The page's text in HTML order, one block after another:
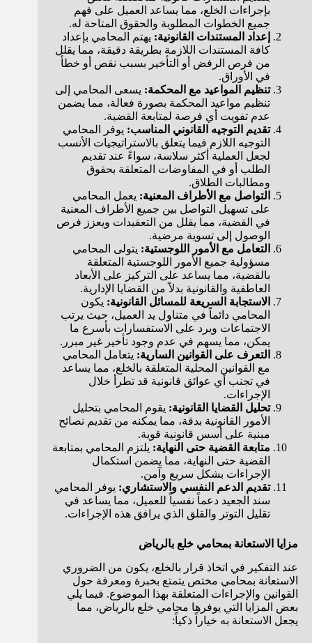
بإجراءات الخلع، مما يساعد العميل على فهم
جميع الخطوات المطلوبة والحقوق المتاحة له.
إعداد المستندات القانونية: يهتم المحامي بإعداد
كافة المستندات اللازمة بطريقة دقيقة، مما يقلل
من فرص الرفض أو التأخير بسبب نقص أو خطأ
في الأوراق.
تنظيم المواعيد مع المحكمة: يسعى المحامي إلى
تنظيم مواعيد المحكمة بصورة فعالة، مما يضمن
عدم تفويت أي فرصة لمتابعة القضية.
تقديم التوجيه القانوني المناسب: يوفر المحامي
التوجيه اللازم فيما يتعلق بالاستراتيجيات الأنسب
لجعل العملية أكثر سلاسة، سواءً عند تقديم
الطلب أو في المفاوضات المتعلقة بحقوق
ومطالبات الطلاق.
التواصل مع الأطراف المعنية: يعمل المحامي
على تسهيل التواصل بين جميع الأطراف المعنية
في القضية، مما يقلل من التعقيدات ويعزز فرص
الوصول إلى تسوية مرضية.
التعامل مع الأمور اللوجستية: يتولى المحامي
مسؤولية جميع الأمور اللوجستية المتعلقة
بالقضية، مما يساعد على التركيز على الأبعاد
العاطفية والقانونية بدلاً من القضايا الإدارية.
الاستجابة السريعة للمسائل القانونية: يكون
المحامي دائماً في متناول يد العميل، حيث يرتب
الاجتماعات ويرد على الاستفسارات بأسرع ما
يمكن، مما يسهم في عدم وجود تأخير غير مبرر.
التعرف على القوانين السارية: يتعامل المحامي
مع القوانين المحلية المتعلقة بالخلع، مما يساعد
في تجنب أي عوائق قانونية قد تطرأ خلال
الإجراءات.
تحليل القضايا القانونية: يقوم المحامي بتحليل
الأمور القانونية بدقة، مما يمكنه من تقديم نصائح
مبنية على أسس قانونية قوية.
متابعة القضية حتى النهاية: يلتزم المحامي بمتابعة
القضية حتى النهاية، مما يضمن استكمال
الإجراءات بشكل سريع وآمن.
تقديم الدعم النفسي والاستشاري: يوفر المحامي
سند الجعيد دعماً نفسياً للعميل، مما يساعد في
تقليل التوتر والقلق الذي يرافق هذه الإجراءات.
مزايا الاستعانة بمحامي خلع بالرياض
عند التفكير في اتخاذ قرار بالخلع، يكون من الضروري
الاستعانة بمحامي مختص يتمتع بخبرة ومعرفة حول
القوانين والإجراءات المتعلقة بهذا الموضوع. فيما يلي
بعض المزايا التي يوفرها محامي خلع بالرياض، مما
يجعل الاستعانة به خياراً ذكياً: